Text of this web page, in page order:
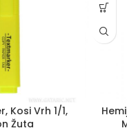
Kosi Vrh 1/1,
Žuta